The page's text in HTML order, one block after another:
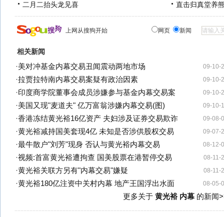
二月二抬头龙见喜 直击归真堂养
上网从搜狗开始 网页 新闻
相关新闻
09-10-
·美对冲基金内幕交易丑闻震动两地市场
09-10-
·拉贾拉特南内幕交易案疑有政治因素
09-10-
·印度商学院董事会成员涉嫌参与基金内幕交易案
09-10-
·美国又现"麦道夫" 亿万富翁涉嫌内幕交易(图)
09-08-
·香港冻结黄光裕16亿资产 夫妇涉及证券交易欺诈
09-07-
·黄光裕减持国美套现4亿 未知是否涉供股权交易
08-12-
·最牛散户"刘芳"现身 否认与黄光裕内幕交易
08-11-
·视频:首富黄光裕遭拘查 国美股票在港暂停交易
08-11-
·黄光裕关联方另有"内幕交易"嫌疑
08-05-
·黄光裕180亿注资中关村内幕 地产王国浮出水面
更多关于 黄光裕 内幕的新闻